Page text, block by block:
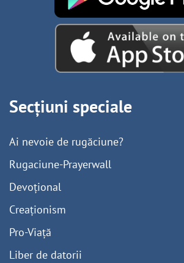
Secțiuni speciale
Ai nevoie de rugăciune?
Rugaciune-Prayerwall
Devoțional
Creaționism
Pro-Viață
Liber de datorii